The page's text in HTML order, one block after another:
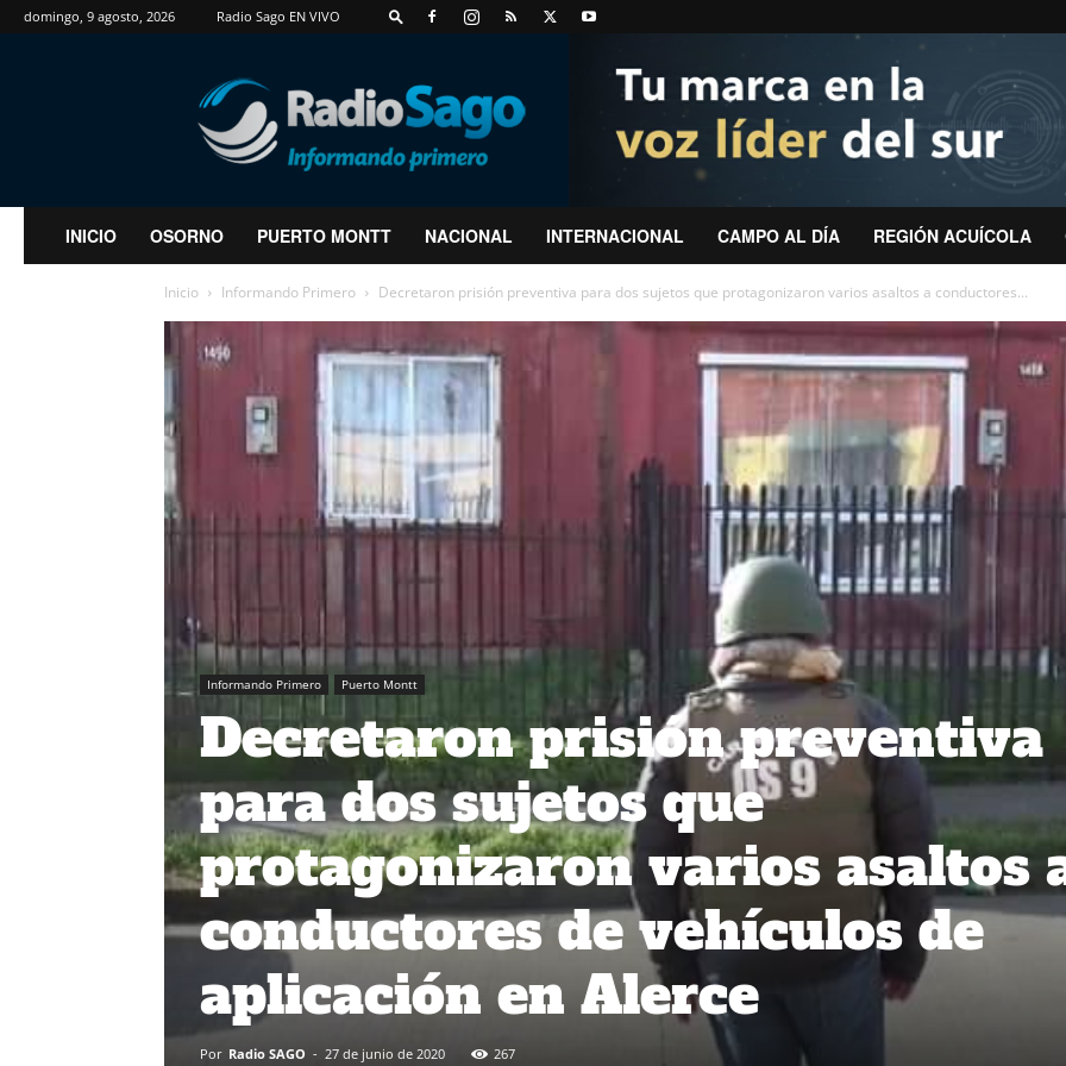
domingo, 9 agosto, 2026 Radio Sago EN VIVO
RadioSago
INICIO OSORNO PUERTO MONTT NACIONAL INTERNACIONAL CAMPO AL DÍA REGIÓN ACUÍCOLA
Inicio Informando Primero Decretaron prisión preventiva para dos sujetos que protagonizaron varios asaltos a conductores...
Informando Primero Puerto Montt
Decretaron prisión preventiva
para dos sujetos que
protagonizaron varios asaltos
conductores de vehículos de
aplicación en Alerce
Por Radio SAGO - 27 de junio de 2020 267